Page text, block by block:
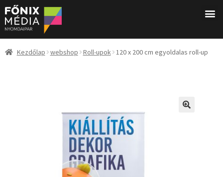
Kezdőlap webshop Roll-upok 120 x 200 cm egyoldalas roll-up